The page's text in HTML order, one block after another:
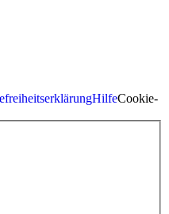
HilfeCookie-